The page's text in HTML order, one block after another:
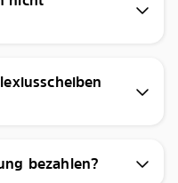
bezahlen?